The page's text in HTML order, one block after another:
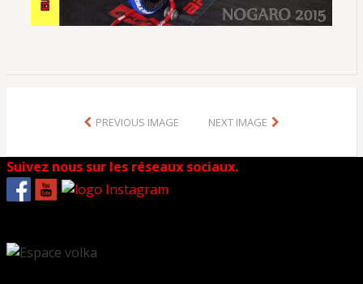
PREVIOUS IMAGE NEXT IMAGE
Suivez nous sur les réseaux sociaux.